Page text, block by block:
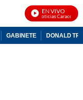
EN VIVO
Noticias Caracol En
GABINETE DONALD